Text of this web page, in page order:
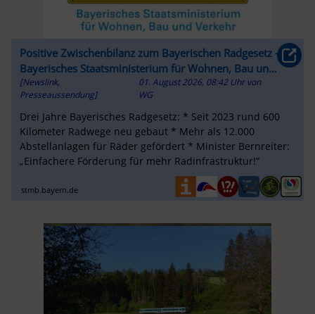
Positive Zwischenbilanz zum Bayerischen Radgesetz -
Bayerisches Staatsministerium für Wohnen, Bau und
Verkehr
[Newslink,
Presseaussendung]
01. August 2026, 08:42 Uhr von
WG
Drei Jahre Bayerisches Radgesetz: * Seit 2023 rund 600
Kilometer Radwege neu gebaut * Mehr als 12.000
Abstellanlagen für Räder gefördert * Minister Bernreiter:
„Einfachere Förderung für mehr Radinfrastruktur!“
stmb.bayern.de